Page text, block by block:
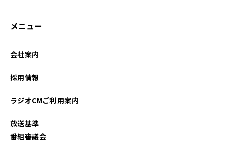
メニュー
会社案内
採用情報
ラジオCMご利用案内
放送基準
番組審議会